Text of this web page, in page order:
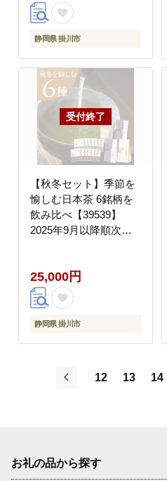
静岡県 掛川市
【秋冬セット】季節を
愉しむ日本茶 6銘柄を
飲み比べ【39539】
2025年9月以降順次発
25,000円
静岡県 掛川市
12 13 14
お礼の品から探す